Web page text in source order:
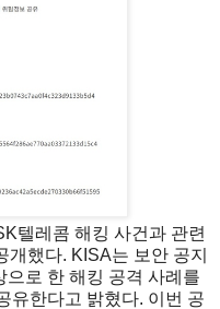
텔레콤 해킹 사건과 관련
했다. KISA는 보안 공지
로 한 해킹 공격 사례를
유한다고 밝혔다. 이번 공